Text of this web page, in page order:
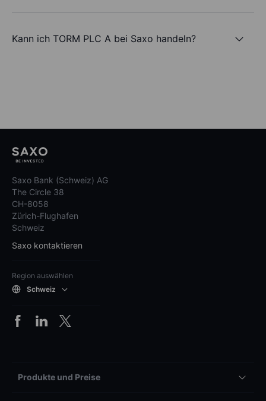
Kann ich TORM PLC A bei Saxo handeln?
Saxo Bank (Schweiz) AG
The Circle 38
CH-8058
Zürich-Flughafen
Schweiz
Saxo kontaktieren
Region auswählen
Schweiz
Produkte und Preise